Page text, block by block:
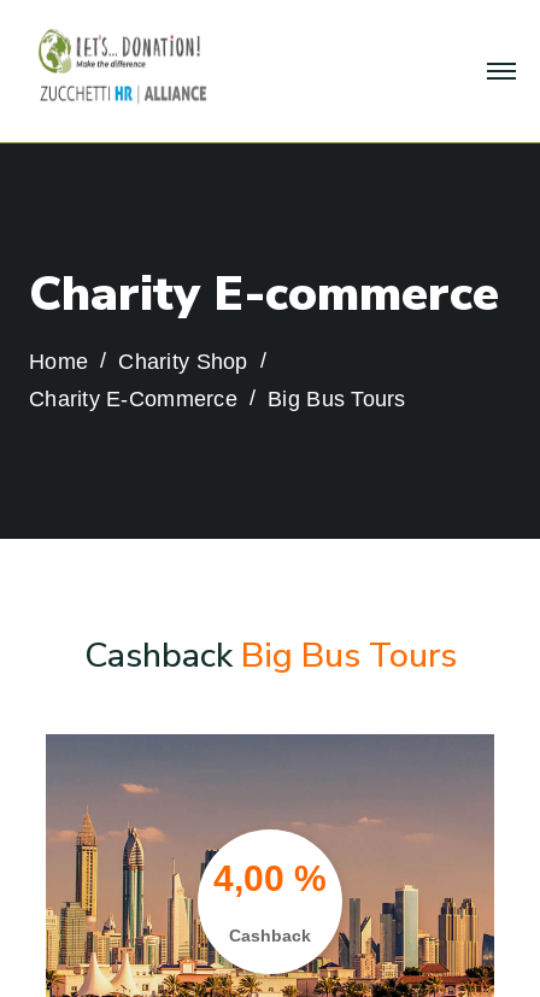
Charity E-commerce
Home
Charity Shop
Charity E-Commerce
Big Bus Tours
Cashback Big Bus Tours
4,00 %
Cashback